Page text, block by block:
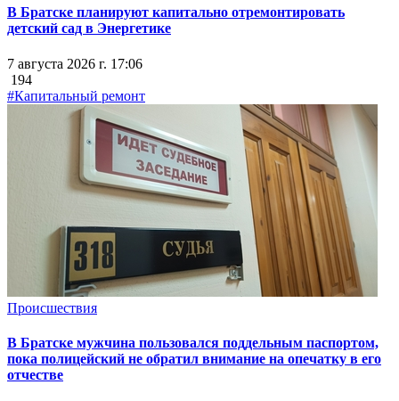
В Братске планируют капитально отремонтировать
детский сад в Энергетике
7 августа 2026 г. 17:06
194
#Капитальный ремонт
Происшествия
В Братске мужчина пользовался поддельным паспортом,
пока полицейский не обратил внимание на опечатку в его
отчестве